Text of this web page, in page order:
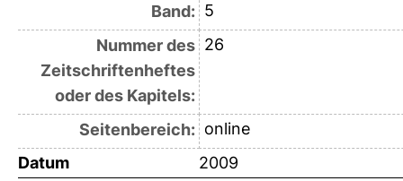
Band: 5
Nummer des
Zeitschriftenheftes
oder des Kapitels:
26
Seitenbereich: online
Datum
2009